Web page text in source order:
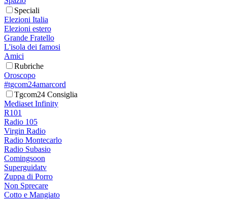
Speciali
Elezioni Italia
Elezioni estero
Grande Fratello
L'isola dei famosi
Amici
Rubriche
Oroscopo
#tgcom24amarcord
Tgcom24 Consiglia
Mediaset Infinity
R101
Radio 105
Virgin Radio
Radio Montecarlo
Radio Subasio
Comingsoon
Superguidatv
Zuppa di Porro
Non Sprecare
Cotto e Mangiato